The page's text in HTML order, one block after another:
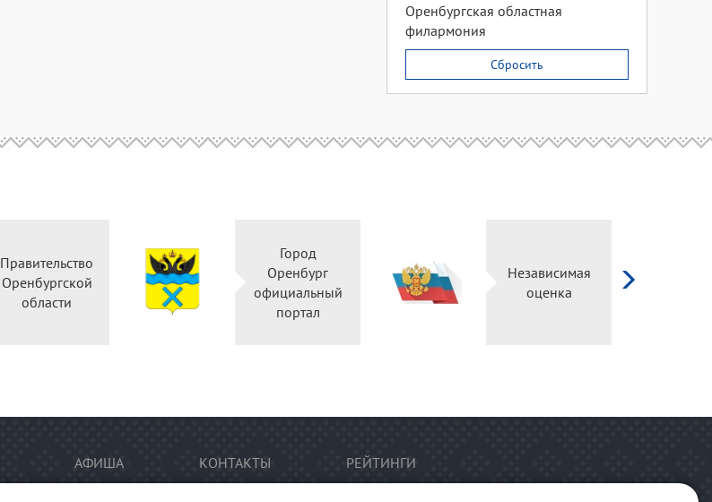
Оренбургская областная
филармония
Сбросить
Правительство
Оренбургской
области
Город
Оренбург
официальный
портал
Независимая
оценка
АФИША КОНТАКТЫ РЕЙТИНГИ